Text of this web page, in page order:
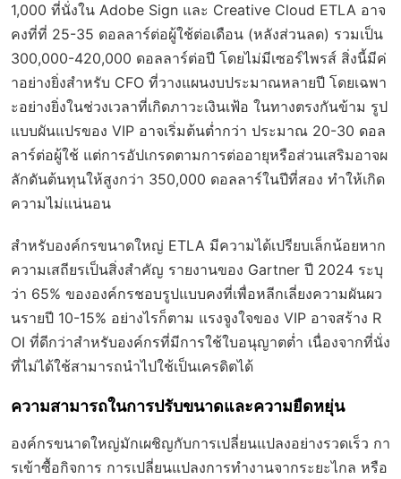
1,000 ที่นั่งใน Adobe Sign และ Creative Cloud ETLA อาจ
คงที่ที่ 25-35 ดอลลาร์ต่อผู้ใช้ต่อเดือน (หลังส่วนลด) รวมเป็น
300,000-420,000 ดอลลาร์ต่อปี โดยไม่มีเซอร์ไพรส์ สิ่งนี้มีค่
าอย่างยิ่งสำหรับ CFO ที่วางแผนงบประมาณหลายปี โดยเฉพา
ะอย่างยิ่งในช่วงเวลาที่เกิดภาวะเงินเฟ้อ ในทางตรงกันข้าม รูป
แบบผันแปรของ VIP อาจเริ่มต้นต่ำกว่า ประมาณ 20-30 ดอล
ลาร์ต่อผู้ใช้ แต่การอัปเกรดตามการต่ออายุหรือส่วนเสริมอาจผ
ลักดันต้นทุนให้สูงกว่า 350,000 ดอลลาร์ในปีที่สอง ทำให้เกิด
ความไม่แน่นอน
สำหรับองค์กรขนาดใหญ่ ETLA มีความได้เปรียบเล็กน้อยหาก
ความเสถียรเป็นสิ่งสำคัญ รายงานของ Gartner ปี 2024 ระบุ
ว่า 65% ขององค์กรชอบรูปแบบคงที่เพื่อหลีกเลี่ยงความผันผว
นรายปี 10-15% อย่างไรก็ตาม แรงจูงใจของ VIP อาจสร้าง R
OI ที่ดีกว่าสำหรับองค์กรที่มีการใช้ใบอนุญาตต่ำ เนื่องจากที่นั่ง
ที่ไม่ได้ใช้สามารถนำไปใช้เป็นเครดิตได้
ความสามารถในการปรับขนาดและความยืดหยุ่น
องค์กรขนาดใหญ่มักเผชิญกับการเปลี่ยนแปลงอย่างรวดเร็ว กา
รเข้าซื้อกิจการ การเปลี่ยนแปลงการทำงานจากระยะไกล หรือ